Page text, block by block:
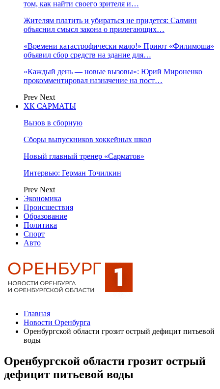
том, как найти своего зрителя и…
Жителям платить и убираться не придется: Салмин
объяснил смысл закона о прилегающих…
«Времени катастрофически мало!» Приют «Филимоша»
объявил сбор средств на здание для…
«Каждый день — новые вызовы»: Юрий Мироненко
прокомментировал назначение на пост…
Prev Next
ХК САРМАТЫ
Вызов в сборную
Сборы выпускников хоккейных школ
Новый главный тренер «Сарматов»
Интервью: Герман Точилкин
Prev Next
Экономика
Происшествия
Образование
Политика
Спорт
Авто
Главная
Новости Оренбурга
Оренбургской области грозит острый дефицит питьевой
воды
Оренбургской области грозит острый
дефицит питьевой воды